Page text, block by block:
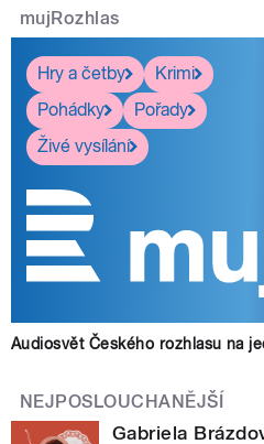
mujRozhlas
Hry a četby
Krimi
Pohádky
Pořady
Živé vysílání
Audiosvět Českého rozhlasu na
NEJPOSLOUCHANĚJŠÍ
Gabriela